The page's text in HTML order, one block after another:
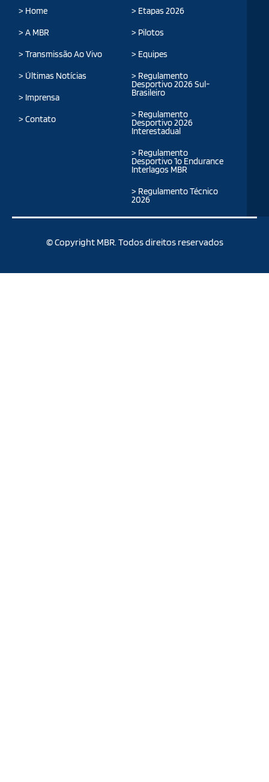
> Home
> A MBR
> Transmissão Ao Vivo
> Últimas Notícias
> Imprensa
> Contato
> Etapas 2026
> Pilotos
> Equipes
> Regulamento
Desportivo 2026 Sul-
Brasileiro
> Regulamento
Desportivo 2026
Interestadual
> Regulamento
Desportivo 1o Endurance
Interlagos MBR
> Regulamento Técnico
2026
© Copyright MBR. Todos direitos reservados